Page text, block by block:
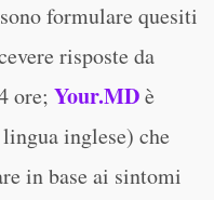
formulare quesiti
risposte da
ore; Your.MDè
inglese) che
in base ai sintomi